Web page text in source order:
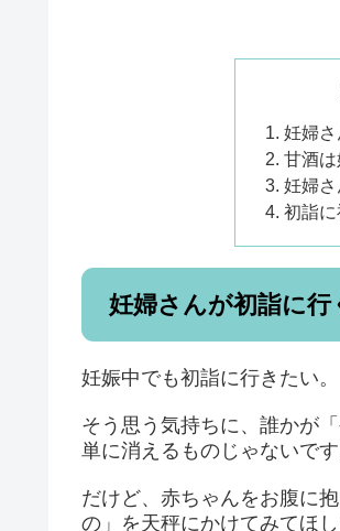
妊婦
甘酒
妊婦
初詣
妊婦さんが初詣に
妊娠中でも初詣に行きたい。
そう思う気持ちに、誰かが
単に消えるものじゃないです
だけど、赤ちゃんをお腹に
の」を天秤にかけてみてほし